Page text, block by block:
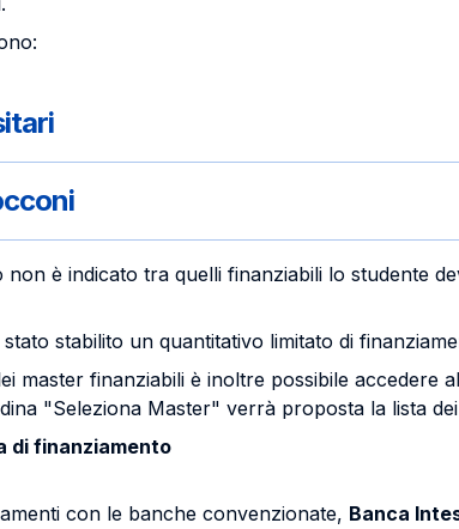
non è indicato tra quelli finanziabili lo studente
stabilito un quantitativo limitato di
master finanziabili è inoltre possibile
"Seleziona Master" verrà proposta la lista
di finanziamento
con le banche convenzionate, Banca